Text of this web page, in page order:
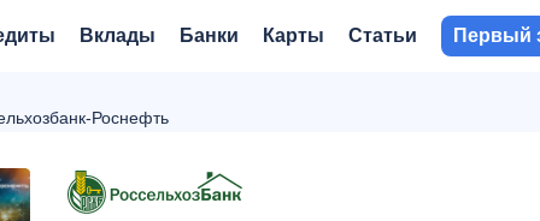
Вклады Банки Карты Статьи Первый
Роснефть